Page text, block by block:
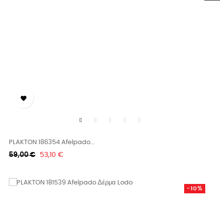

PLAKTON 186354 Afelpado...
Κανονική
59,00 € Τιμή
53,10 €
-10%